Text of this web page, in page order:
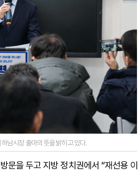
남시장 출마의 뜻을 밝히고 있다.
문을 두고 지방 정치권에서 “재선용 이